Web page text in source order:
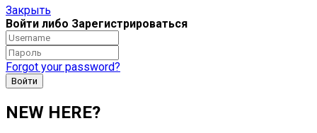
Закрыть
Войти либо Зарегистрироваться
Forgot your password?
NEW HERE?